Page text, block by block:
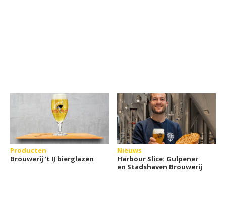
Producten
Brouwerij 't IJ bierglazen
Nieuws
Harbour Slice: Gulpener
en Stadshaven Brouwerij